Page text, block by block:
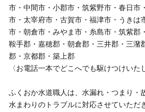
市・中間市・小郡市・筑紫野市・春日市
市・太宰府市・古賀市・福津市・うきは
市・朝倉市・みやま市・糸島市・筑紫郡
鞍手郡・嘉穂郡・朝倉郡・三井郡・三潴
郡・京都郡・築上郡
〈お電話一本でどこへでも駆けつけいた
ふくおか水道職人は、水漏れ・つまり・
水まわりのトラブルに対応させていただ